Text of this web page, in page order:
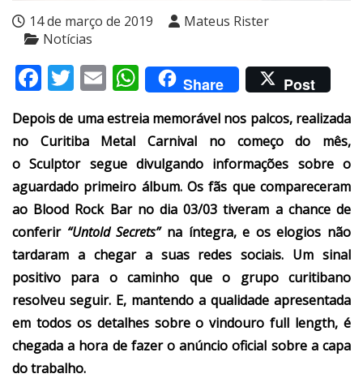
14 de março de 2019
Mateus Rister
Notícias
Facebook
Twitter
EmailWhatsApp
Share Post
Depois de uma estreia memorável nos palcos, realizada
no Curitiba Metal Carnival no começo do mês,
o Sculptor segue divulgando informações sobre o
aguardado primeiro álbum. Os fãs que compareceram
ao Blood Rock Bar no dia 03/03 tiveram a chance de
conferir “Untold Secrets” na íntegra, e os elogios não
tardaram a chegar a suas redes sociais. Um sinal
positivo para o caminho que o grupo curitibano
resolveu seguir. E, mantendo a qualidade apresentada
em todos os detalhes sobre o vindouro full length, é
chegada a hora de fazer o anúncio oficial sobre a capa
do trabalho.